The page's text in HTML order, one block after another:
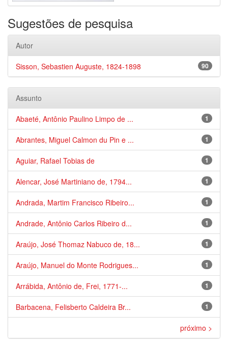
Sugestões de pesquisa
Autor
90
Sisson, Sebastien Auguste, 1824-1898
Assunto
1
Abaeté, Antônio Paulino Limpo de ...
1
Abrantes, Miguel Calmon du Pin e ...
1
Aguiar, Rafael Tobias de
1
Alencar, José Martiniano de, 1794...
1
Andrada, Martim Francisco Ribeiro...
1
Andrade, Antônio Carlos Ribeiro d...
1
Araújo, José Thomaz Nabuco de, 18...
1
Araújo, Manuel do Monte Rodrigues...
1
Arrábida, Antônio de, Frei, 1771-...
1
Barbacena, Felisberto Caldeira Br...
próximo >